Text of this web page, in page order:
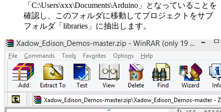
「C:\Users\xxx\Documents\Arduino」となっていることを
確認し、このフォルダに移動してプロジェクトをサブ
フォルダ「libraries」に抽出します。